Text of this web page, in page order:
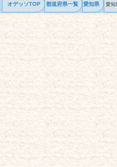
オデッソTOP 都道府県一覧 愛知県 愛知